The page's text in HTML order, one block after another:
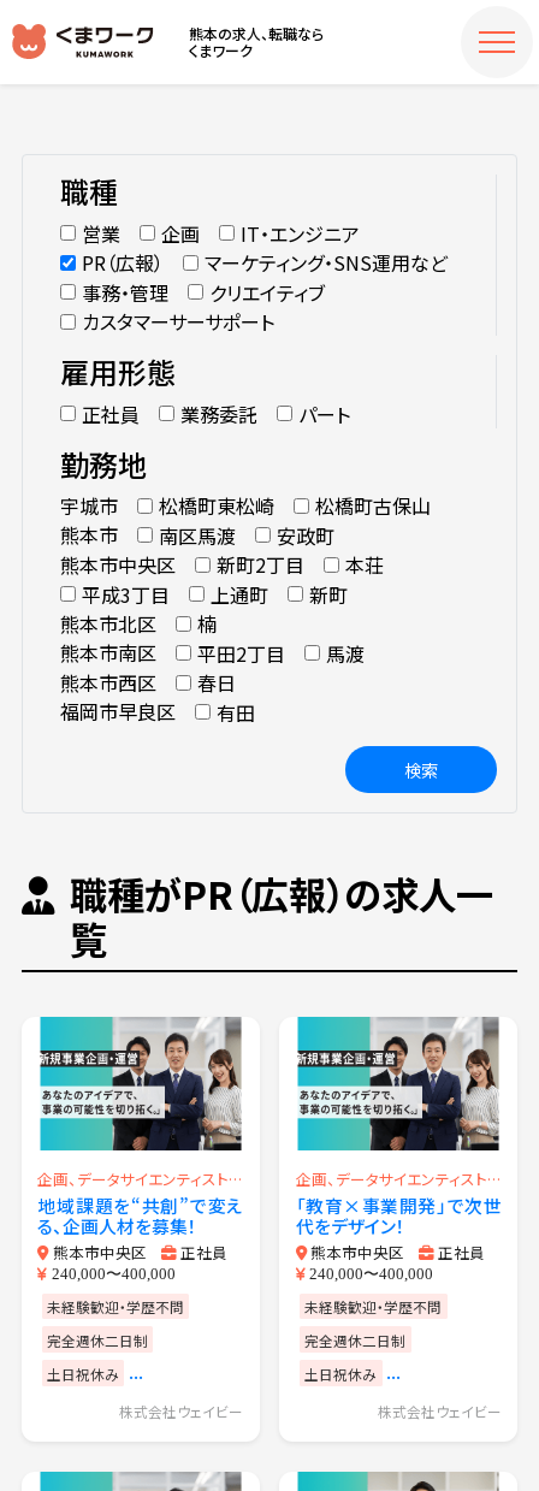
熊本の求人、転職なら
くまワーク
職種
営業 企画
IT・エンジニア
PR（広報）
マーケティング・SNS運用など
事務・管理
クリエイティブ
カスタマーサーサポート
雇用形態
正社員 業務委託 パート
勤務地
宇城市 松橋町東松崎
松橋町古保山
熊本市
南区馬渡
安政町
熊本市中央区
新町2丁目
本荘
平成3丁目
上通町
新町
熊本市北区
楠
熊本市南区
平田2丁目
馬渡
熊本市西区
春日
福岡市早良区
有田
検索
職種がPR（広報）の求人一
覧
企画、データサイエンティスト、PR（広報）、マーケティング
地域課題を“共創”で変え
る、企画人材を募集！
熊本市中央区 正社員
240,000〜400,000
未経験歓迎・学歴不問
完全週休二日制
土日祝休み ...
株式会社ウェイビー
企画、データサイエンティスト、PR（広報）、マーケティング
「教育×事業開発」で次世
代をデザイン！
熊本市中央区 正社員
240,000〜400,000
未経験歓迎・学歴不問
完全週休二日制
土日祝休み ...
株式会社ウェイビー